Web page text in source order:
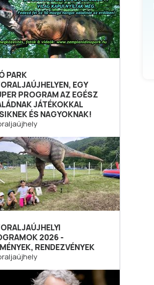
PARK
EGY
PROGRAM AZ EGÉSZ
JÁTÉKOKKAL
ÉS NAGYOKNAK!
2026 -
RENDEZVÉNYEK